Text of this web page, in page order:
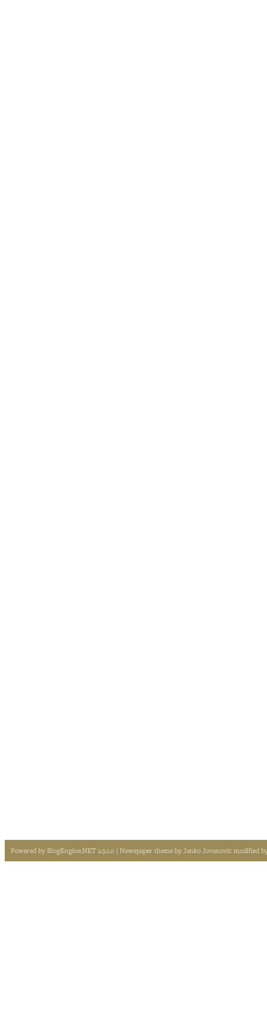
Powered byBlogEngine.NET 2.9.1.0 | Newspaper theme byJanko Jovanovicmodified